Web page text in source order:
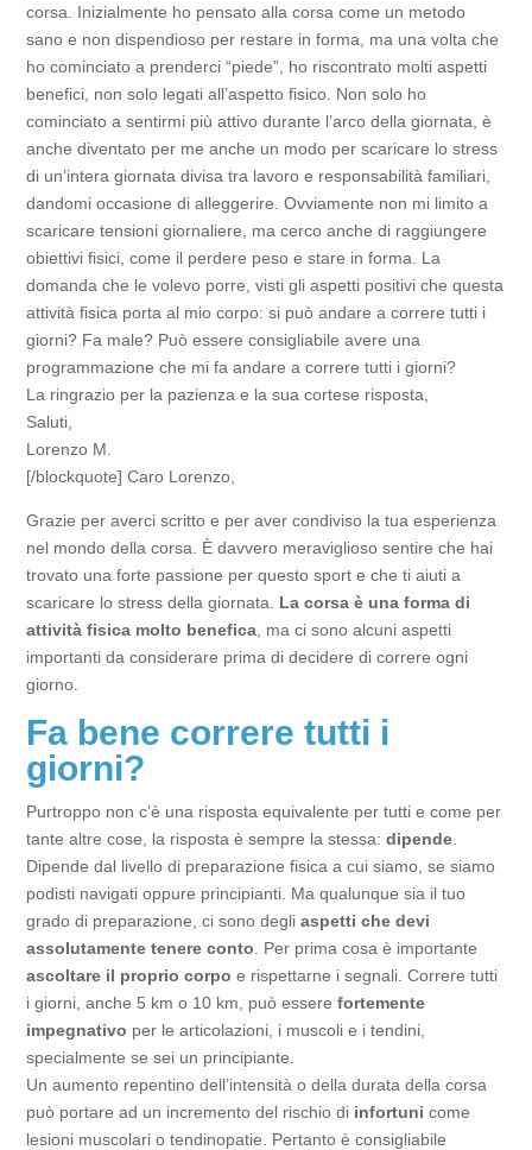
corsa. Inizialmente ho pensato alla corsa come un metodo
sano e non dispendioso per restare in forma, ma una volta che
ho cominciato a prenderci “piede”, ho riscontrato molti aspetti
benefici, non solo legati all’aspetto fisico. Non solo ho
cominciato a sentirmi più attivo durante l’arco della giornata, è
anche diventato per me anche un modo per scaricare lo stress
di un’intera giornata divisa tra lavoro e responsabilità familiari,
dandomi occasione di alleggerire. Ovviamente non mi limito a
scaricare tensioni giornaliere, ma cerco anche di raggiungere
obiettivi fisici, come il perdere peso e stare in forma. La
domanda che le volevo porre, visti gli aspetti positivi che questa
attività fisica porta al mio corpo: si può andare a correre tutti i
giorni? Fa male? Può essere consigliabile avere una
programmazione che mi fa andare a correre tutti i giorni?
La ringrazio per la pazienza e la sua cortese risposta,
Saluti,
Lorenzo M.
[/blockquote]Caro Lorenzo,
Grazie per averci scritto e per aver condiviso la tua esperienza
nel mondo della corsa. È davvero meraviglioso sentire che hai
trovato una forte passione per questo sport e che ti aiuti a
scaricare lo stress della giornata. La corsa è una forma di
attività fisica molto benefica , ma ci sono alcuni aspetti
importanti da considerare prima di decidere di correre ogni
giorno.
Fa bene correre tutti i
giorni?
Purtroppo non c’è una risposta equivalente per tutti e come per
tante altre cose, la risposta è sempre la stessa:dipende
Dipende dal livello di preparazione fisica a cui siamo, se siamo
podisti navigati oppure principianti. Ma qualunque sia il tuo
grado di preparazione, ci sono degliaspetti che devi
assolutamente tenere conto . Per prima cosa è importante
ascoltare il proprio corpo e rispettarne i segnali. Correre tutti
i giorni, anche 5 km o 10 km, può esserefortemente
impegnativo per le articolazioni, i muscoli e i tendini,
specialmente se sei un principiante.
Un aumento repentino dell’intensità o della durata della corsa
può portare ad un incremento del rischio di infortuni come
lesioni muscolari o tendinopatie. Pertanto è consigliabile